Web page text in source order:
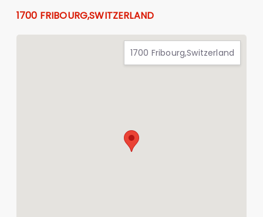
1700 FRIBOURG,SWITZERLAND
1700 Fribourg,Switzerland